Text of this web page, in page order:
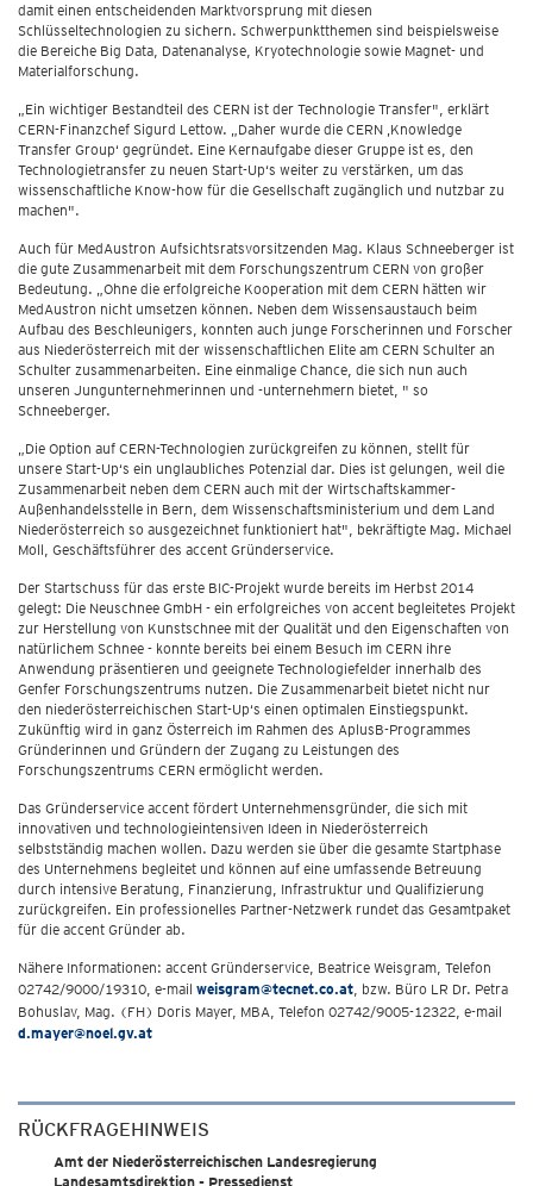
damit einen entscheidenden Marktvorsprung mit diesen
Schlüsseltechnologien zu sichern. Schwerpunktthemen sind beispielsweise
die Bereiche Big Data, Datenanalyse, Kryotechnologie sowie Magnet- und
Materialforschung.
„Ein wichtiger Bestandteil des CERN ist der Technologie Transfer", erklärt
CERN-Finanzchef Sigurd Lettow. „Daher wurde die CERN ‚Knowledge
Transfer Group‘ gegründet. Eine Kernaufgabe dieser Gruppe ist es, den
Technologietransfer zu neuen Start-Up‘s weiter zu verstärken, um das
wissenschaftliche Know-how für die Gesellschaft zugänglich und nutzbar zu
machen".
Auch für MedAustron Aufsichtsratsvorsitzenden Mag. Klaus Schneeberger ist
die gute Zusammenarbeit mit dem Forschungszentrum CERN von großer
Bedeutung. „Ohne die erfolgreiche Kooperation mit dem CERN hätten wir
MedAustron nicht umsetzen können. Neben dem Wissensaustauch beim
Aufbau des Beschleunigers, konnten auch junge Forscherinnen und Forscher
aus Niederösterreich mit der wissenschaftlichen Elite am CERN Schulter an
Schulter zusammenarbeiten. Eine einmalige Chance, die sich nun auch
unseren Jungunternehmerinnen und -unternehmern bietet, " so
Schneeberger.
„Die Option auf CERN-Technologien zurückgreifen zu können, stellt für
unsere Start-Up‘s ein unglaubliches Potenzial dar. Dies ist gelungen, weil die
Zusammenarbeit neben dem CERN auch mit der Wirtschaftskammer-
Außenhandelsstelle in Bern, dem Wissenschaftsministerium und dem Land
Niederösterreich so ausgezeichnet funktioniert hat", bekräftigte Mag. Michael
Moll, Geschäftsführer des accent Gründerservice.
Der Startschuss für das erste BIC-Projekt wurde bereits im Herbst 2014
gelegt: Die Neuschnee GmbH - ein erfolgreiches von accent begleitetes Projekt
zur Herstellung von Kunstschnee mit der Qualität und den Eigenschaften von
natürlichem Schnee - konnte bereits bei einem Besuch im CERN ihre
Anwendung präsentieren und geeignete Technologiefelder innerhalb des
Genfer Forschungszentrums nutzen. Die Zusammenarbeit bietet nicht nur
den niederösterreichischen Start-Up‘s einen optimalen Einstiegspunkt.
Zukünftig wird in ganz Österreich im Rahmen des AplusB-Programmes
Gründerinnen und Gründern der Zugang zu Leistungen des
Forschungszentrums CERN ermöglicht werden.
Das Gründerservice accent fördert Unternehmensgründer, die sich mit
innovativen und technologieintensiven Ideen in Niederösterreich
selbstständig machen wollen. Dazu werden sie über die gesamte Startphase
des Unternehmens begleitet und können auf eine umfassende Betreuung
durch intensive Beratung, Finanzierung, Infrastruktur und Qualifizierung
zurückgreifen. Ein professionelles Partner-Netzwerk rundet das Gesamtpaket
für die accent Gründer ab.
Nähere Informationen: accent Gründerservice, Beatrice Weisgram, Telefon
02742/9000/19310, e-mail weisgram@tecnet.co.at, bzw. Büro LR Dr. Petra
Bohuslav, Mag. (FH) Doris Mayer, MBA, Telefon 02742/9005-12322, e-mail
d.mayer@noel.gv.at
RÜCKFRAGEHINWEIS
Amt der Niederösterreichischen Landesregierung
Landesamtsdirektion - Pressedienst